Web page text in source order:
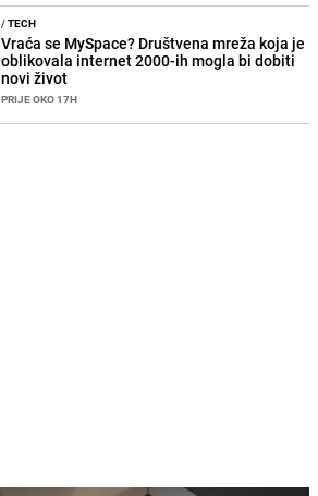
/TECH
Vraća se MySpace? Društvena mreža koja je
oblikovala internet 2000-ih mogla bi dobiti
novi život
PRIJE OKO 17H